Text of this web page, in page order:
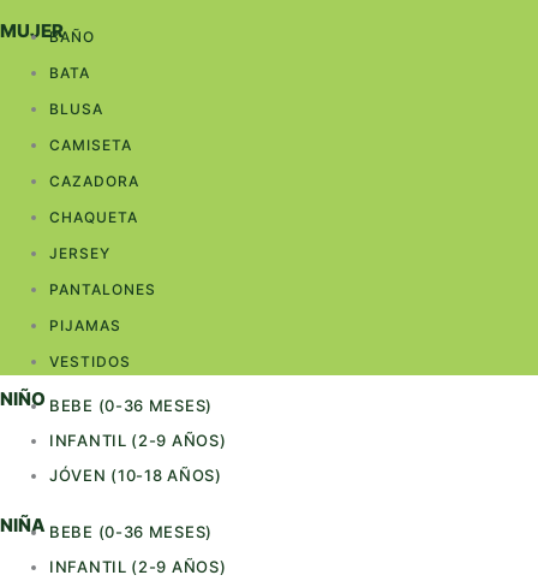
MUJERBAÑO
BATA
BLUSA
CAMISETA
CAZADORA
CHAQUETA
JERSEY
PANTALONES
PIJAMAS
VESTIDOS
NIÑO BEBE (0-36 MESES)
INFANTIL (2-9 AÑOS)
JÓVEN (10-18 AÑOS)
NIÑA BEBE (0-36 MESES)
INFANTIL (2-9 AÑOS)